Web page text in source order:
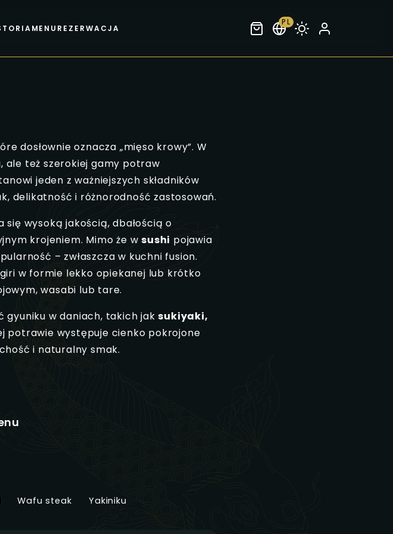
MENU REZERWACJA
PL
dosłownie oznacza „mięso krowy”. W
ale też szerokiej gamy potraw
jeden z ważniejszych składników
delikatność i różnorodność zastosowań.
się wysoką jakością, dbałością o
krojeniem. Mimo że wsushipojawia
– zwłaszcza w kuchni fusion.
w formie lekko opiekanej lub krótko
wasabi lub tare.
gyuniku w daniach, takich jaksukiyaki,
potrawie występuje cienko pokrojone
i naturalny smak.
Wafu steak Yakiniku